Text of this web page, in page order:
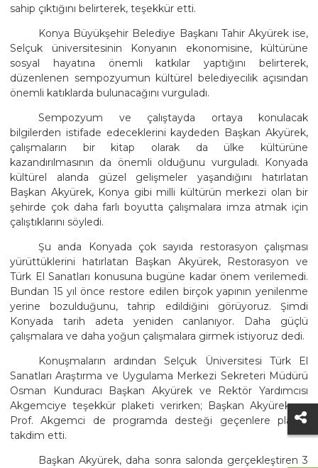
sahip çıktığını belirterek, teşekkür etti.
Konya Büyükşehir Belediye Başkanı Tahir Akyürek ise,
Selçuk üniversitesinin Konyanın ekonomisine, kültürüne
sosyal hayatına önemli katkılar yaptığını belirterek,
düzenlenen sempozyumun kültürel belediyecilik açısından
önemli katıklarda bulunacağını vurguladı.
Sempozyum ve çalıştayda ortaya konulacak
bilgilerden istifade edeceklerini kaydeden Başkan Akyürek,
çalışmaların bir kitap olarak da ülke kültürüne
kazandırılmasının da önemli olduğunu vurguladı. Konyada
kültürel alanda güzel gelişmeler yaşandığını hatırlatan
Başkan Akyürek, Konya gibi milli kültürün merkezi olan bir
şehirde çok daha farlı boyutta çalışmalara imza atmak için
çalıştıklarını söyledi.
Şu anda Konyada çok sayıda restorasyon çalışması
yürüttüklerini hatırlatan Başkan Akyürek, Restorasyon ve
Türk El Sanatları konusuna bugüne kadar önem verilemedi.
Bundan 15 yıl önce restore edilen birçok yapının yenilenme
yerine bozulduğunu, tahrip edildiğini görüyoruz. Şimdi
Konyada tarih adeta yeniden canlanıyor. Daha güçlü
çalışmalara ve daha yoğun çalışmalara girmek istiyoruz dedi.
Konuşmaların ardından Selçuk Üniversitesi Türk El
Sanatları Araştırma ve Uygulama Merkezi Sekreteri Müdürü
Osman Kunduracı Başkan Akyürek ve Rektör Yardımcısı
Akgemciye teşekkür plaketi verirken; Başkan Akyürek ve
Prof. Akgemci de programda desteği geçenlere plaket
takdim etti.
Başkan Akyürek, daha sonra salonda gerçekleştiren 3